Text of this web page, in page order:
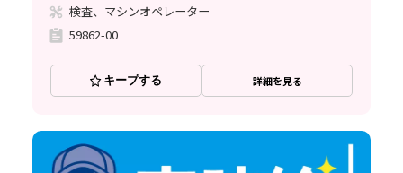
検査、マシンオペレーター
59862-00
キープする 詳細を見る